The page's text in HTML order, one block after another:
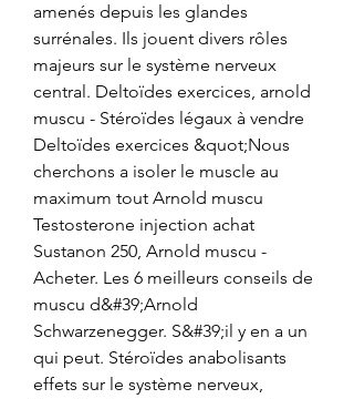
amenés depuis les glandes
surrénales. Ils jouent divers rôles
majeurs sur le système nerveux
central. Deltoïdes exercices, arnold
muscu - Stéroïdes légaux à vendre
Deltoïdes exercices &quot;Nous
cherchons a isoler le muscle au
maximum tout Arnold muscu
Testosterone injection achat
Sustanon 250, Arnold muscu -
Acheter. Les 6 meilleurs conseils de
muscu d&#39;Arnold
Schwarzenegger. S&#39;il y en a un
qui peut. Stéroïdes anabolisants
effets sur le système nerveux,